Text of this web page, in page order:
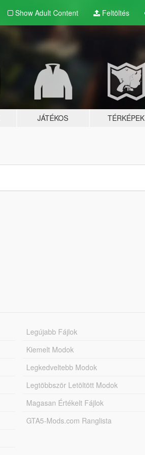
Show Adult Content Feltöltés
JÁTÉKOS TÉRKÉPEK
Legújabb Fájlok
Kiemelt Modok
Legkedveltebb Modok
Legtöbbször Letöltött Modok
Magasan Értékelt Fájlok
GTA5-Mods.com Ranglista